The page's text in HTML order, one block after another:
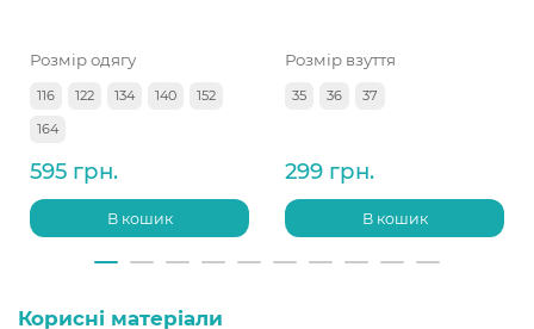
Розмір одягу
116 122 134 140
152
164
595 грн.
В кошик
Розмір взуття
35 36 37
299 грн.
В кошик
Корисні матеріали